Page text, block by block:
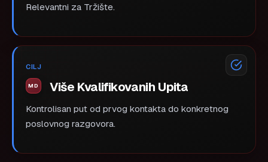
Relevantni za Tržište.
CILJ
Više Kvalifikovanih Upita
Kontrolisan put od prvog kontakta do konkretnog
poslovnog razgovora.